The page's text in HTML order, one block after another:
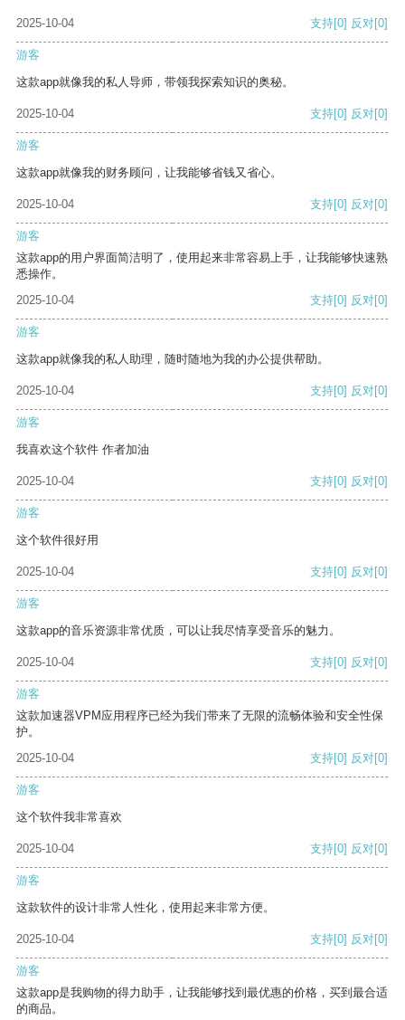
2025-10-04 支持[0] 反对[0]
游客
这款app就像我的私人导师，带领我探索知识的奥秘。
2025-10-04 支持[0] 反对[0]
游客
这款app就像我的财务顾问，让我能够省钱又省心。
2025-10-04 支持[0] 反对[0]
游客
这款app的用户界面简洁明了，使用起来非常容易上手，让我能够快速熟
悉操作。
2025-10-04
支持[0] 反对[0]
游客
这款app就像我的私人助理，随时随地为我的办公提供帮助。
2025-10-04 支持[0] 反对[0]
游客
我喜欢这个软件 作者加油
2025-10-04 支持[0] 反对[0]
游客
这个软件很好用
2025-10-04 支持[0] 反对[0]
游客
这款app的音乐资源非常优质，可以让我尽情享受音乐的魅力。
2025-10-04 支持[0] 反对[0]
游客
这款加速器VPM应用程序已经为我们带来了无限的流畅体验和安全性保
护。
2025-10-04
支持[0] 反对[0]
游客
这个软件我非常喜欢
2025-10-04 支持[0] 反对[0]
游客
这款软件的设计非常人性化，使用起来非常方便。
2025-10-04 支持[0] 反对[0]
游客
这款app是我购物的得力助手，让我能够找到最优惠的价格，买到最合适
的商品。